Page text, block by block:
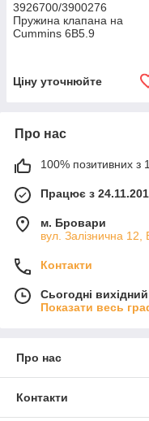
3926700/3900276
Пружина клапана на
Cummins 6B5.9
Ціну уточнюйте
Про нас
100% позитивних з
Працює з
м. Бровари
вул. Залізнична 12,
Контакти
Сьогодні вихідний
Показати весь
Про нас
Контакти